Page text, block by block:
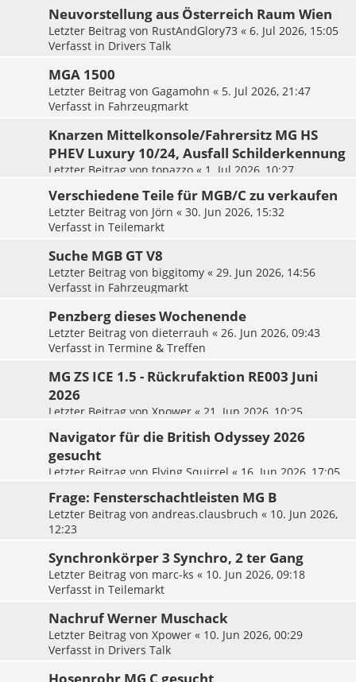
Neuvorstellung aus Österreich Raum Wien
Letzter Beitrag von RustAndGlory73 « 6. Jul 2026, 15:05
Verfasst in Drivers Talk
MGA 1500
Letzter Beitrag von Gagamohn « 5. Jul 2026, 21:47
Verfasst in Fahrzeugmarkt
Knarzen Mittelkonsole/Fahrersitz MG HS
PHEV Luxury 10/24, Ausfall Schilderkennung
Letzter Beitrag von topazzo « 1. Jul 2026, 10:27
Plugin
Verschiedene Teile für MGB/C zu verkaufen
Letzter Beitrag von Jörn « 30. Jun 2026, 15:32
Verfasst in Teilemarkt
Suche MGB GT V8
Letzter Beitrag von biggitomy « 29. Jun 2026, 14:56
Verfasst in Fahrzeugmarkt
Penzberg dieses Wochenende
Letzter Beitrag von dieterrauh « 26. Jun 2026, 09:43
Verfasst in Termine & Treffen
MG ZS ICE 1.5 - Rückrufaktion RE003 Juni
2026
Letzter Beitrag von Xpower « 21. Jun 2026, 10:25
Plugin
Navigator für die British Odyssey 2026
gesucht
Letzter Beitrag von Flying Squirrel « 16. Jun 2026, 17:05
Frage: Fensterschachtleisten MG B
Letzter Beitrag von andreas.clausbruch « 10. Jun 2026,
12:23
Synchronkörper 3 Synchro, 2 ter Gang
Letzter Beitrag von marc-ks « 10. Jun 2026, 09:18
Verfasst in Teilemarkt
Nachruf Werner Muschack
Letzter Beitrag von Xpower « 10. Jun 2026, 00:29
Verfasst in Drivers Talk